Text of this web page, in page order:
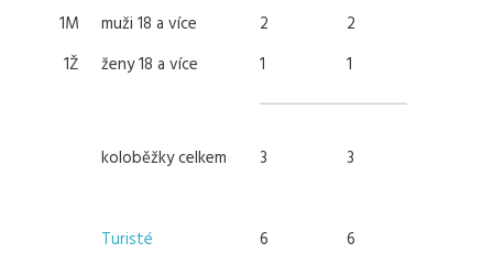
1M
muži 18 a více 2
2
1Ž
ženy 18 a více 1 1
koloběžky celkem 3 3
Turisté 6 6